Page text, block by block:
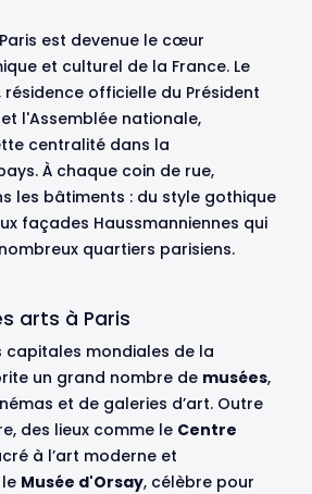
est devenue le cœur
et culturel de la France. Le
résidence officielle du Président
l'Assemblée nationale,
centralité dans la
À chaque coin de rue,
les bâtiments : du style gothique
façades Haussmanniennes qui
quartiers parisiens.
arts à Paris
capitales mondiales de la
un grand nombre de musées,
et de galeries d’art. Outre
des lieux comme le Centre
à l’art moderne et
Musée d'Orsay, célèbre pour